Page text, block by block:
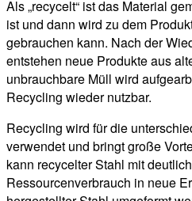
Als „recycelt“ ist das Material
ist und dann wird zu dem
gebrauchen kann. Nach der
entstehen neue Produkte aus
unbrauchbare Müll wird
Recycling wieder nutzbar.
Recycling wird für die
verwendet und bringt große
kann recycelter Stahl mit
Ressourcenverbrauch in neue